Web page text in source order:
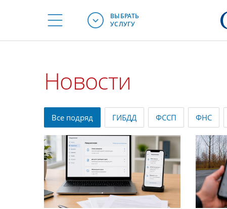
ВЫБРАТЬ
УСЛУГУ
Новости
Все подряд ГИБДД ФССП ФНС